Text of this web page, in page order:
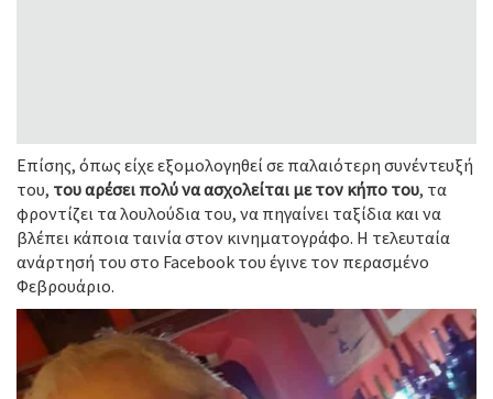
Επίσης, όπως είχε εξομολογηθεί σε παλαιότερη συνέντευξή
του, του αρέσει πολύ να ασχολείται με τον κήπο του, τα
φροντίζει τα λουλούδια του, να πηγαίνει ταξίδια και να
βλέπει κάποια ταινία στον κινηματογράφο. Η τελευταία
ανάρτησή του στο Facebook του έγινε τον περασμένο
Φεβρουάριο.